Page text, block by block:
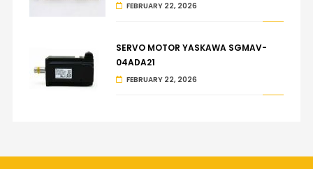
FEBRUARY 22, 2026
SERVO MOTOR YASKAWA SGMAV-
04ADA21
FEBRUARY 22, 2026